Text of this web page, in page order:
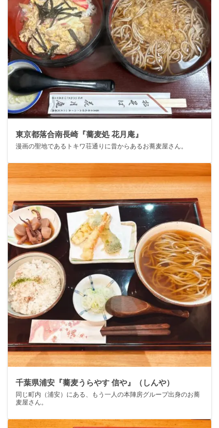
東京都落合南長崎『蕎麦処 花月庵』
漫画の聖地であるトキワ荘通りに昔からあるお蕎麦屋さん。
千葉県浦安『蕎麦うらやす 信や』（しんや）
同じ町内（浦安）にある、もう一人の本陣房グループ出身のお蕎
麦屋さん。